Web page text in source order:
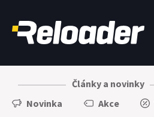
Články a novinky
Novinka
Akce